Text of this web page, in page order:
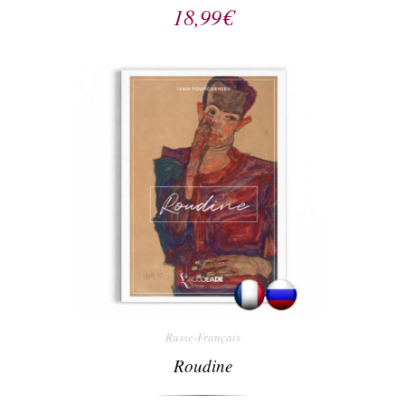
18,99€
Russe-Français
Roudine